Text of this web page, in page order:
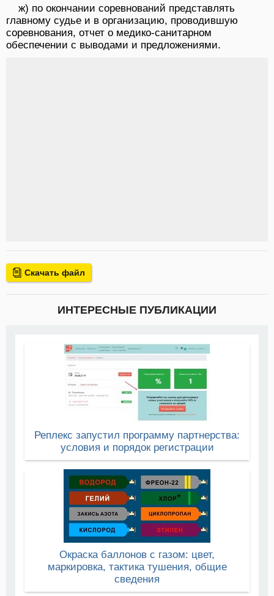
ж) по окончании соревнований представлять
главному судье и в организацию, проводившую
соревнования, отчет о медико-санитарном
обеспечении с выводами и предложениями.
Скачать файл
ИНТЕРЕСНЫЕ ПУБЛИКАЦИИ
Реплекс запустил программу партнерства:
условия и порядок регистрации
Окраска баллонов с газом: цвет,
маркировка, тактика тушения, общие
сведения